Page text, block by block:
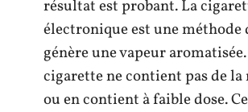
résultat est probant. La
électronique est une méthode
génère une vapeur
cigarette ne contient pas de
ou en contient à faible dose.